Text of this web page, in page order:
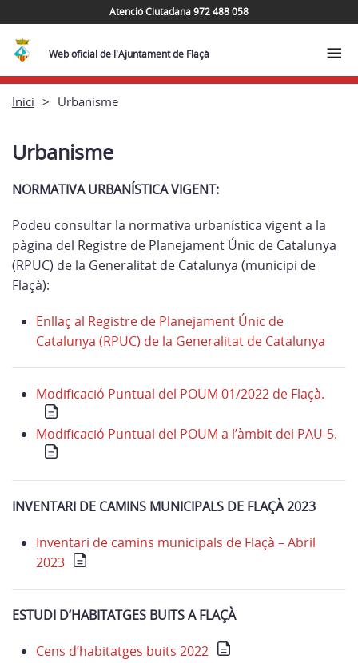
Atenció Ciutadana 972 488 058
Web oficial de l'Ajuntament de Flaçà
Inici Urbanisme
Urbanisme
NORMATIVA URBANÍSTICA VIGENT:
Podeu consultar la normativa urbanística vigent a la
pàgina del Registre de Planejament Únic de Catalunya
(RPUC) de la Generalitat de Catalunya (municipi de
Flaçà):
Enllaç al Registre de Planejament Únic de
Catalunya (RPUC) de la Generalitat de Catalunya
Modificació Puntual del POUM 01/2022 de Flaçà.
Modificació Puntual del POUM a l’àmbit del PAU-5.
INVENTARI DE CAMINS MUNICIPALS DE FLAÇÀ 2023
Inventari de camins municipals de Flaçà – Abril
2023
ESTUDI D’HABITATGES BUITS A FLAÇÀ
Cens d’habitatges buits 2022